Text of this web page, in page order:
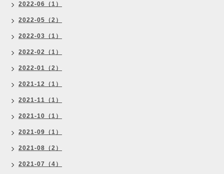
2022-06（1）
2022-05（2）
2022-03（1）
2022-02（1）
2022-01（2）
2021-12（1）
2021-11（1）
2021-10（1）
2021-09（1）
2021-08（2）
2021-07（4）